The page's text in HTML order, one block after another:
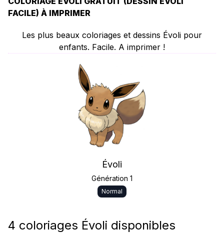
FACILE) À IMPRIMER
Les plus beaux coloriages et dessins Évoli pour
enfants. Facile. A imprimer !
Évoli
Génération 1
Normal
4 coloriages Évoli disponibles